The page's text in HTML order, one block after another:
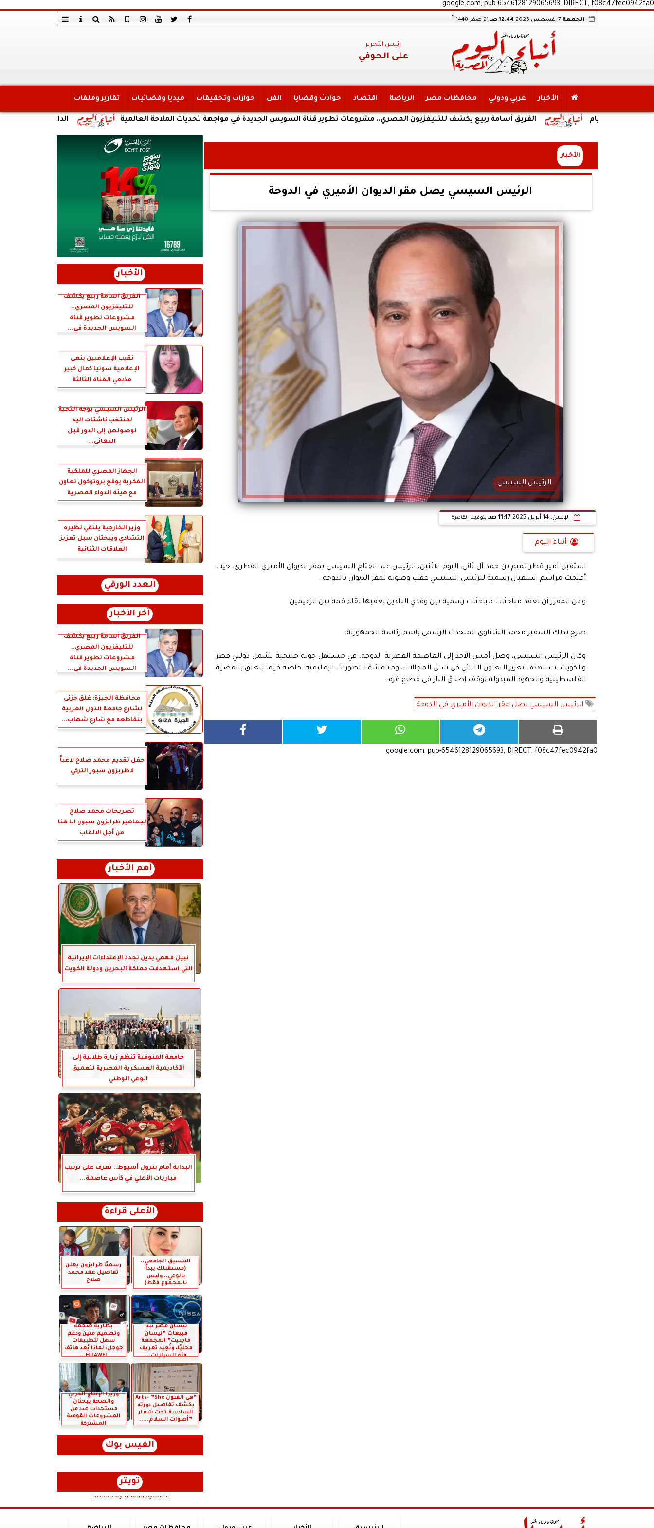
google.com, pub-6546128129065693, DIRECT, f08c47fec0942fa0
الجمعة 12:44 صـ 21 صفر 1448
هـ
رئيس التحرير
على الحوفي
الأخبار عربي ودولي محافظات مصر الرياضة اقتصاد حوادث وقضايا الفن حوارات وتحقيقات ميديا وفضائيات تقارير وملفات
الداخلية:ضبط أحد الفريق أسامة ربيع يكشف للتليفزيون المصري.. مشروعات تطوير قناة السويس الجديدة في مواجهة تحديات الملاحة العالمية
الأخبار
الرئيس السيسي يصل مقر الديوان الأميري في الدوحة
الرئيس السيسي
الإثنين، 14 أبريل 2025 11:17 صـ بتوقيت القاهرة
أنباء اليوم
استقبل أمير قطر تميم بن حمد آل ثاني، اليوم الاثنين، الرئيس عبد الفتاح السيسي بمقر الديوان الأميري القطري، حيث
أقيمت مراسم استقبال رسمية للرئيس السيسي عقب وصوله لمقر الديوان بالدوحة.
ومن المقرر أن تعقد مباحثات مباحثات رسمية بين وفدي البلدين يعقبها لقاء قمة بين الزعيمين.
صرح بذلك السفير محمد الشناوي المتحدث الرسمي باسم رئاسة الجمهورية.
وكان الرئيس السيسي، وصل أمس الأحد إلى العاصمة القطرية الدوحة، في مستهل جولة خليجية تشمل دولتي قطر
والكويت، تستهدف تعزيز التعاون الثنائي في شتى المجالات، ومناقشة التطورات الإقليمية، خاصة فيما يتعلق بالقضية
الفلسطينية والجهود المبذولة لوقف إطلاق النار في قطاع غزة.
الرئيس السيسي يصل مقر الديوان الأميري في الدوحة
google.com, pub-6546128129065693, DIRECT, f08c47fec0942fa0
الأخبار
الفريق أسامة ربيع يكشف
للتليفزيون المصري..
مشروعات تطوير قناة
السويس الجديدة في...
نقيب الإعلاميين ينعى
الإعلامية سونيا كمال كبير
مذيعي القناة الثالثة
الرئيس السيسي يوجه التحية
لمنتخب ناشئات اليد
لوصولهن إلى الدور قبل
النهائي...
الجهاز المصري للملكية
الفكرية يوقع بروتوكول تعاون
مع هيئة الدواء المصرية
وزير الخارجية يلتقي نظيره
التشادي ويبحثان سبل تعزيز
العلاقات الثنائية
العدد الورقي
آخر الأخبار
الفريق أسامة ربيع يكشف
للتليفزيون المصري..
مشروعات تطوير قناة
السويس الجديدة في...
محافظة الجيزة: غلق جزئى
لشارع جامعة الدول العربية
بتقاطعه مع شارع شهاب...
حفل تقديم محمد صلاح لاعباً
لاطربزون سبور التركي
تصريحات محمد صلاح
لجماهير طرابزون سبور: انا هنا
من أجل الالقاب
أهم الأخبار
نبيل فهمي يدين تجدد الإعتداءات الإيرانية
التي استهدفت مملكة البحرين ودولة الكويت
جامعة المنوفية تنظم زيارة طلابية إلى
الأكاديمية العسكرية المصرية لتعميق
الوعي الوطني
البداية أمام بترول أسيوط.. تعرف على ترتيب
مباريات الأهلي في كأس عاصمة...
الأعلى قراءة
التنسيق الجامعي..
(مستقبلك يبدأ
بالوعي.. وليس
بالمجموع فقط)
رسميًا طرابزون يعلن
تفاصيل عقد محمد
صلاح
نيسان مصر تبدأ
مبيعات ”نيسان
ماجنيت” المجمعة
محليًا، وتُعِيد تعريف
فئة السيارات...
بطارية ضخمة
وتصميم متين ودعم
سهل لتطبيقات
جوجل: لماذا يُعد هاتف
HUAWEI...
”هي الفنون Arts- ”She
يكشف تفاصيل دورته
السادسة تحت شعار
”أصوات السلام.....
وزيرا الإنتاج الحربي
والصحة يبحثان
مستجدات عدد من
المشروعات القومية
المشتركة
الفيس بوك
تويتر
Tweets by anbaaalyoum1